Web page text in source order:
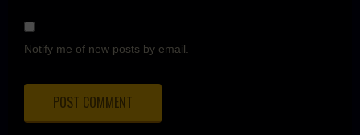
Notify me of new posts by email.